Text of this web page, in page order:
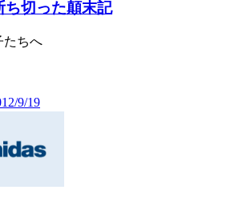
ち切った顛末記
たちへ
9/19